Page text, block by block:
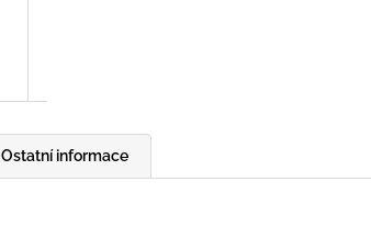
Ostatní informace